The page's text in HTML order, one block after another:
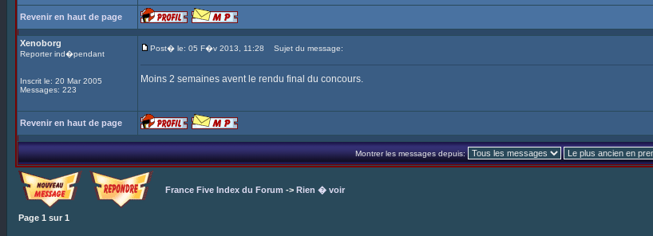
Revenir en haut de page
Xenoborg
Reporter ind�pendant
Inscrit le: 20 Mar 2005
Messages: 223
Post� le: 05 F�v 2013, 11:28 Sujet du message:
Moins 2 semaines avent le rendu final du concours.
Revenir en haut de page
Montrer les messages depuis:
France Five Index du Forum -> Rien � voir
Page 1 sur 1